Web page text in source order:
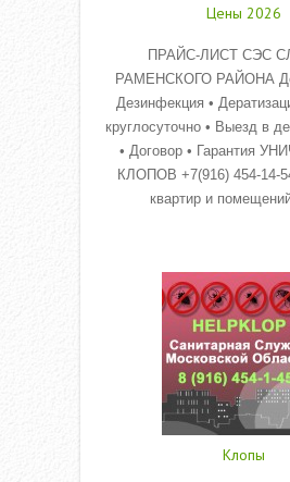
Цены 2026
ПРАЙС-ЛИСТ СЭС
РАМЕНСКОГО РАЙОНА
Дезинфекция •
круглосуточно • Выезд в
• Договор • Гарантия
КЛОПОВ +7(916) 454-14-
квартир и
Клопы